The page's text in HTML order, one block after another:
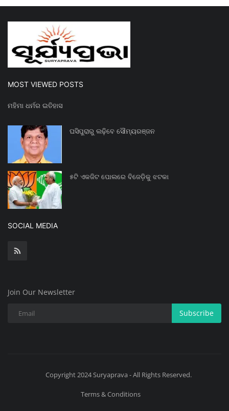
MOST VIEWED POSTS
ମହିମା ଧର୍ମର ଇତିହାସ
ଘସିପୁରାରୁ ଲଢ଼ିବେ ସୌମ୍ୟରଞ୍ଜନ
୫ଟି ଏକଜିଟ ପୋଲରେ ବିଜେଡ଼ିକୁ ଝଟକା
SOCIAL MEDIA
Join Our Newsletter
Subscribe
Copyright 2024 Suryaprava - All Rights Reserved.
Terms & Conditions